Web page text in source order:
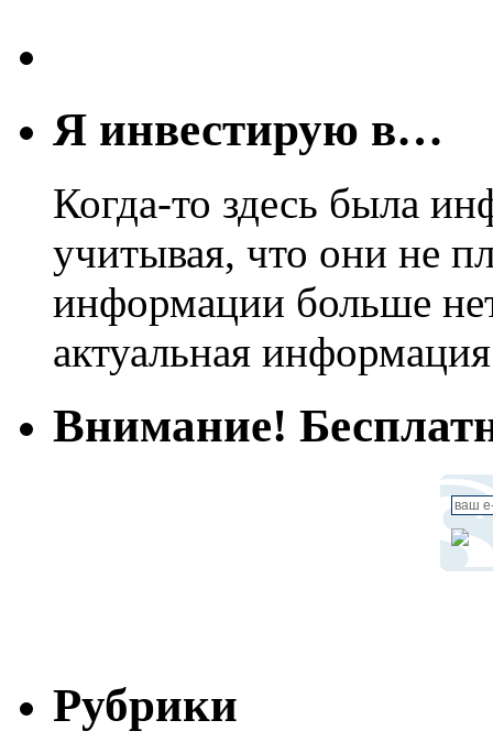
Я инвестирую в…
Когда-то здесь была
учитывая, что они не
информации больше
актуальная
Внимание!
Рубрики